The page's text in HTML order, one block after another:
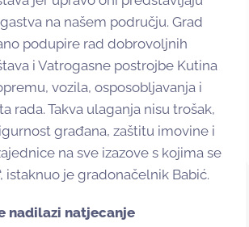
na našem području. Grad
podupire rad dobrovoljnih
i Vatrogasne postrojbe Kutina
vozila, osposobljavanja i
rada. Takva ulaganja nisu trošak,
građana, zaštitu imovine i
na sve izazove s kojima se
istaknuo je gradonačelnik Babić.
nadilazi natjecanje